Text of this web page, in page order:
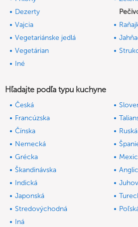
Dezerty
Vajcia
Vegetariánske jedlá
Vegetárian
Iné
Hľadajte podľa typu kuchyne
Česká
Francúzska
Čínska
Ruská
Nemecká
Grécka
Škandinávska
Indická
Japonská
Stredovýchodná
Iná